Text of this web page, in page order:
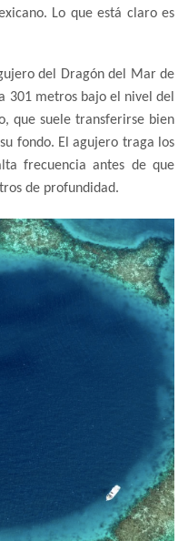
Lo que está claro es
del Dragón del Mar de
301 metros bajo el nivel del
que suele transferirse bien
fondo. El agujero traga los
frecuencia antes de que
de profundidad.